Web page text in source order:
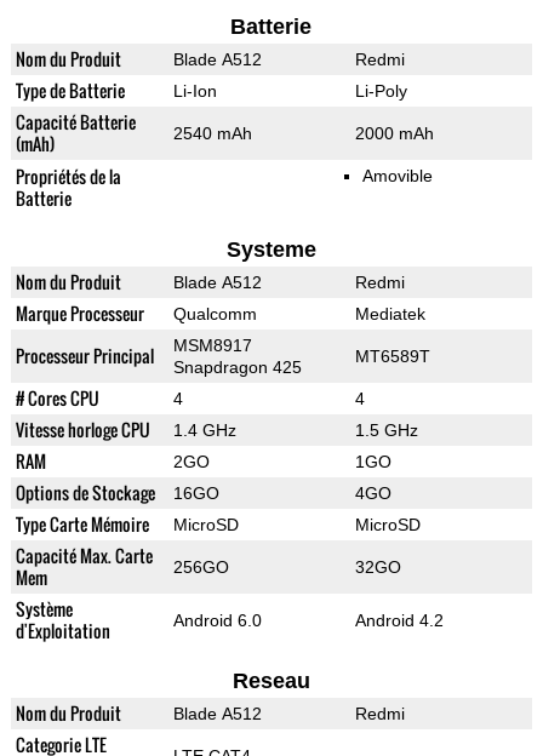
Batterie
Nom du Produit Blade A512 Redmi
Type de Batterie Li-Ion Li-Poly
Capacité Batterie
(mAh)
2540 mAh 2000 mAh
Propriétés de la
Batterie
Amovible
Systeme
Nom du Produit Blade A512 Redmi
Marque Processeur Qualcomm Mediatek
Processeur Principal
MSM8917
Snapdragon 425
MT6589T
# Cores CPU 4 4
Vitesse horloge CPU 1.4 GHz 1.5 GHz
RAM 2GO 1GO
Options de Stockage 16GO 4GO
Type Carte Mémoire MicroSD MicroSD
Capacité Max. Carte
Mem
256GO 32GO
Système
d'Exploitation
Android 6.0 Android 4.2
Reseau
Nom du Produit Blade A512 Redmi
Categorie LTE